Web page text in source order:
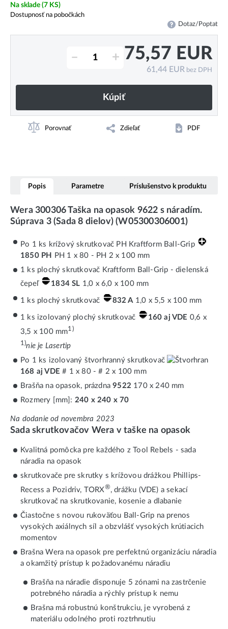
Na sklade (7 KS)
Dostupnosť na pobočkách
Dotaz/Poptat
– + 75,57 EUR
61,44 EUR bez DPH
Kúpiť
Porovnať Zdieľať PDF
Popis Parametre Príslušenstvo k produktu
Wera 300306 Taška na opasok 9622 s náradím.
Súprava 3 (Sada 8 dielov) (W05300306001)
Po 1 ks krížový skrutkovač PH Kraftform Ball-Grip
1850 PH
PH 1 x 80 - PH 2 x 100 mm
1 ks plochý skrutkovač Kraftform Ball-Grip - dielenská
čepeľ
1834 SL 1,0 x 6,0 x 100 mm
1 ks plochý skrutkovač 832 A 1,0 x 5,5 x 100 mm
1 ks izolovaný plochý skrutkovač 160 aj VDE 0,6 x
3,5 x 100 mm1)
1)nie je Lasertip
Po 1 ks izolovaný štvorhranný skrutkovač
168 aj VDE # 1 x 80 - # 2 x 100 mm
Brašňa na opasok, prázdna9522 170 x 240 mm
Rozmery [mm]: 240 x 240 x 70
Na dodanie od novembra 2023
Sada skrutkovačov Wera v taške na opasok
Kvalitná pomôcka pre každého z Tool Rebels - sada
náradia na opasok
skrutkovače pre skrutky s krížovou drážkou Phillips-
Recess a Pozidriv, TORX®, drážku (VDE) a sekací
skrutkovač na skrutkovanie, kosenie a dlabanie
Čiastočne s novou rukoväťou Ball-Grip na prenos
vysokých axiálnych síl a obzvlášť vysokých krútiacich
momentov
Brašna Wera na opasok pre perfektnú organizáciu náradia
a okamžitý prístup k požadovanému náradiu
Brašňa na náradie disponuje 5 zónami na zastrčenie
potrebného náradia a rýchly prístup k nemu
Brašna má robustnú konštrukciu, je vyrobená z
materiálu odolného proti roztrhnutiu